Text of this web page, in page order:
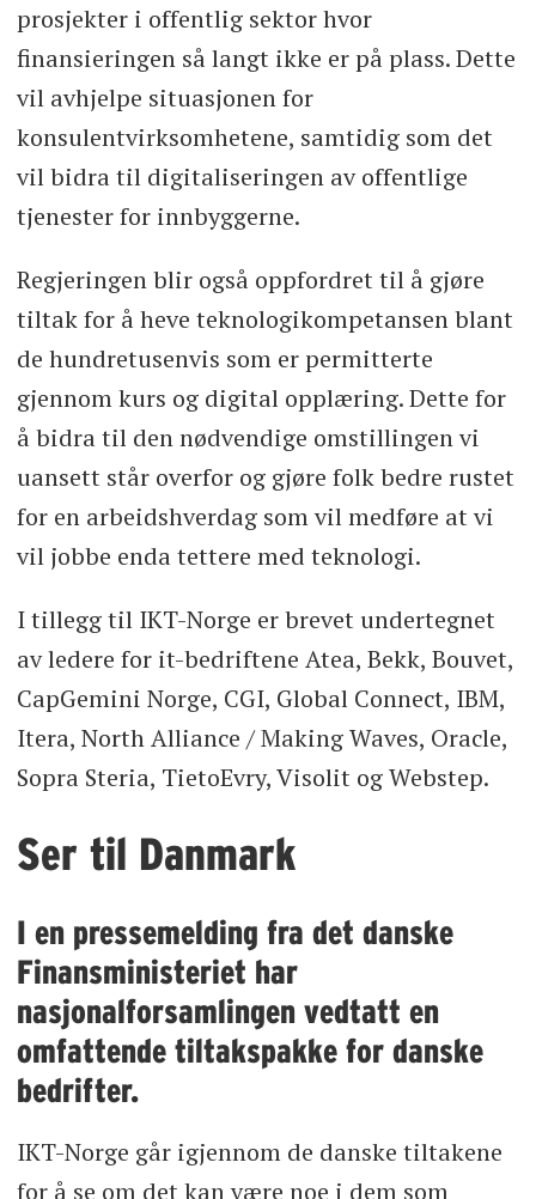
prosjekter i offentlig sektor hvor
finansieringen så langt ikke er på plass. Dette
vil avhjelpe situasjonen for
konsulentvirksomhetene, samtidig som det
vil bidra til digitaliseringen av offentlige
tjenester for innbyggerne.
Regjeringen blir også oppfordret til å gjøre
tiltak for å heve teknologikompetansen blant
de hundretusenvis som er permitterte
gjennom kurs og digital opplæring. Dette for
å bidra til den nødvendige omstillingen vi
uansett står overfor og gjøre folk bedre rustet
for en arbeidshverdag som vil medføre at vi
vil jobbe enda tettere med teknologi.
I tillegg til IKT-Norge er brevet undertegnet
av ledere for it-bedriftene Atea, Bekk, Bouvet,
CapGemini Norge, CGI, Global Connect, IBM,
Itera, North Alliance / Making Waves, Oracle,
Sopra Steria, TietoEvry, Visolit og Webstep.
Ser til Danmark
I en pressemelding fra det danske
Finansministeriet har
nasjonalforsamlingen vedtatt en
omfattende tiltakspakke for danske
bedrifter.
IKT-Norge går igjennom de danske tiltakene
for å se om det kan være noe i dem som